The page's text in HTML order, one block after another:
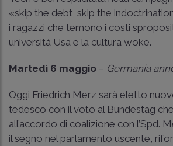
«skip the debt, skip the
i ragazzi che temono i costi
università Usa e la cultura woke.
Martedì 6 maggio – Germania
Oggi Friedrich Merz sarà eletto
tedesco con il voto al Bundestag
all’accordo di coalizione con l’Spd.
il segno nel parlamento uscente,